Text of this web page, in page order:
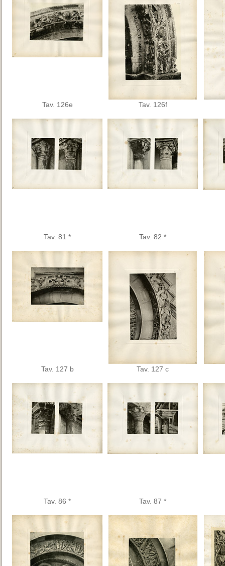
Tav. 126e Tav. 126f
Tav. 81 * Tav. 82 *
Tav. 127 b Tav. 127 c
Tav. 86 * Tav. 87 *